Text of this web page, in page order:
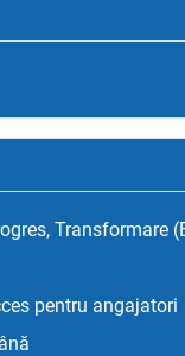
Transformare
pentru angajatori